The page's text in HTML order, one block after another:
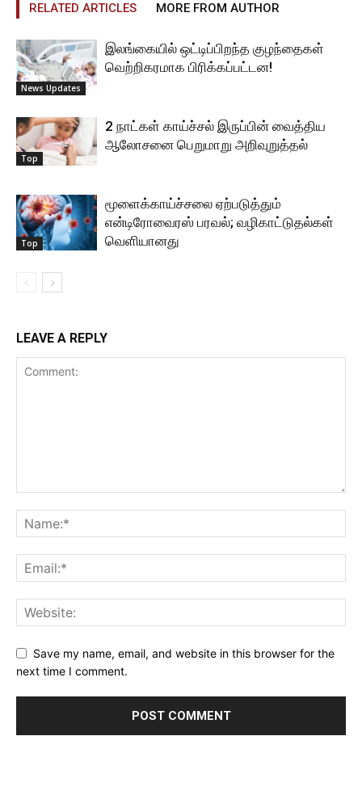
RELATED ARTICLES MORE FROM AUTHOR
News Updates
இலங்கையில் ஒட்டிப்பிறந்த குழந்தைகள்
வெற்றிகரமாக பிரிக்கப்பட்டன!
Top
2 நாட்கள் காய்ச்சல் இருப்பின் வைத்திய
ஆலோசனை பெறுமாறு அறிவுறுத்தல்
Top
மூளைக்காய்ச்சலை ஏற்படுத்தும்
என்டிரோவைரஸ் பரவல்; வழிகாட்டுதல்கள்
வெளியானது
LEAVE A REPLY
Save my name, email, and website in this browser for the
next time I comment.